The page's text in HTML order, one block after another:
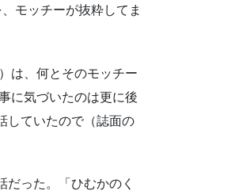
モッチーが抜粋してま
は、何とそのモッチー
に気づいたのは更に後
していたので（誌面の
った。「ひむかのく